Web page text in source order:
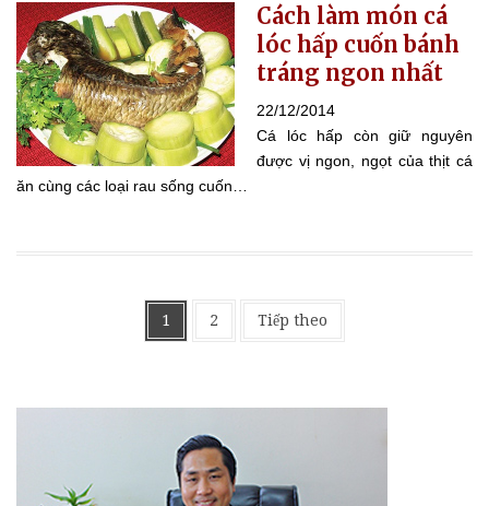
Cách làm món cá
lóc hấp cuốn bánh
tráng ngon nhất
22/12/2014
Cá lóc hấp còn giữ nguyên
được vị ngon, ngọt của thịt cá
ăn cùng các loại rau sống cuốn…
1 2 Tiếp theo